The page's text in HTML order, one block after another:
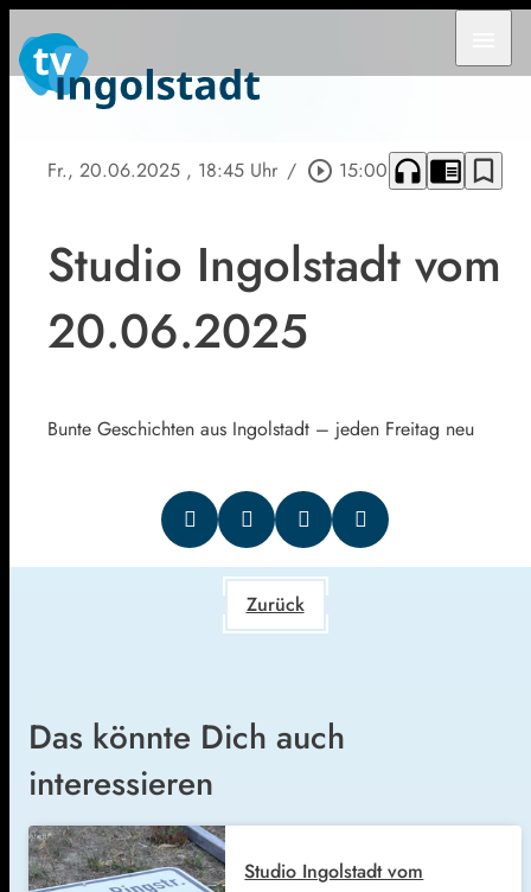
Fr., 20.06.2025 , 18:45 Uhr / play_circle_outline 15:00 headphones chrome_reader_mode bookmark_border
Studio Ingolstadt vom
20.06.2025
Bunte Geschichten aus Ingolstadt – jeden Freitag neu
Zurück
Das könnte Dich auch
interessieren
Studio Ingolstadt vom